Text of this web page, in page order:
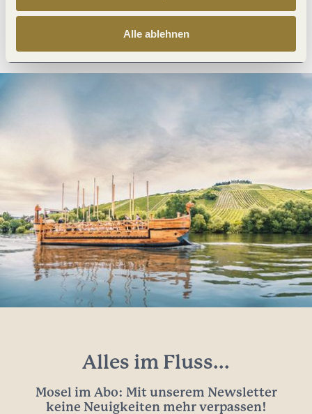
Alle ablehnen
Anreise planen
Alles im Fluss...
Mosel im Abo: Mit unserem Newsletter
keine Neuigkeiten mehr verpassen!